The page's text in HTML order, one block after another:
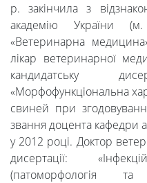
р. закінчила з
академію України (м.
«Ветеринарна
лікар ветеринарної
кандидатську
«Морфофункціональна
свиней при
звання доцента кафедри
у 2012 році. Доктор
дисертації:
(патоморфологія та